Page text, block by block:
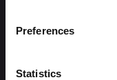
Preferences
Statistics